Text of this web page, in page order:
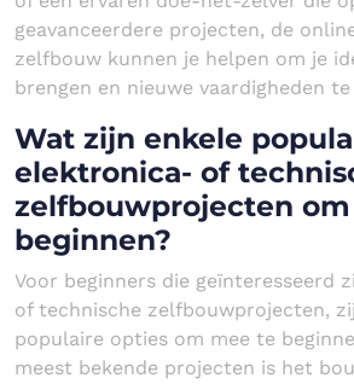
geavanceerdere projecten, de
zelfbouw kunnen je helpen om je
brengen en nieuwe vaardigheden
Wat zijn enkele
elektronica- of
zelfbouwprojecten
beginnen?
Voor beginners die geïnteresseerd
of technische zelfbouwprojecten,
populaire opties om mee te
meest bekende projecten is het